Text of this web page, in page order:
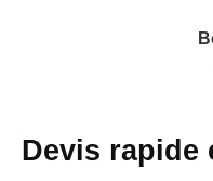
Devis rapide